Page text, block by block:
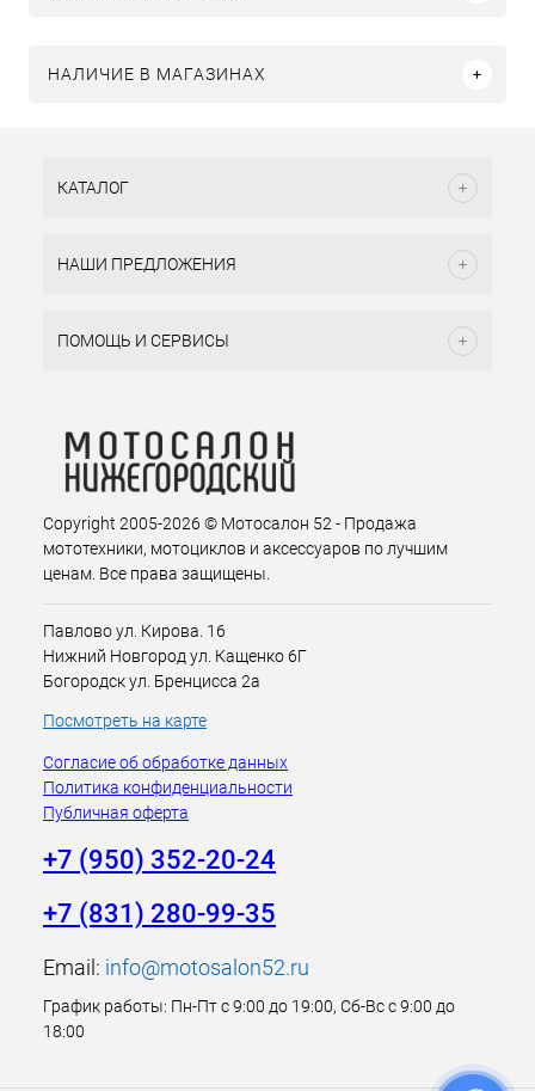
НАЛИЧИЕ В МАГАЗИНАХ
КАТАЛОГ
НАШИ ПРЕДЛОЖЕНИЯ
ПОМОЩЬ И СЕРВИСЫ
Copyright 2005-2026 © Мотосалон 52 - Продажа
мототехники, мотоциклов и аксессуаров по лучшим
ценам. Все права защищены.
Павлово ул. Кирова. 16
Нижний Новгород ул. Кащенко 6Г
Богородск ул. Бренцисса 2а
Посмотреть на карте
Согласие об обработке данных
Политика конфиденциальности
Публичная оферта
+7 (950) 352-20-24
+7 (831) 280-99-35
Email: info@motosalon52.ru
График работы: Пн-Пт с 9:00 до 19:00, Сб-Вс с 9:00 до
18:00